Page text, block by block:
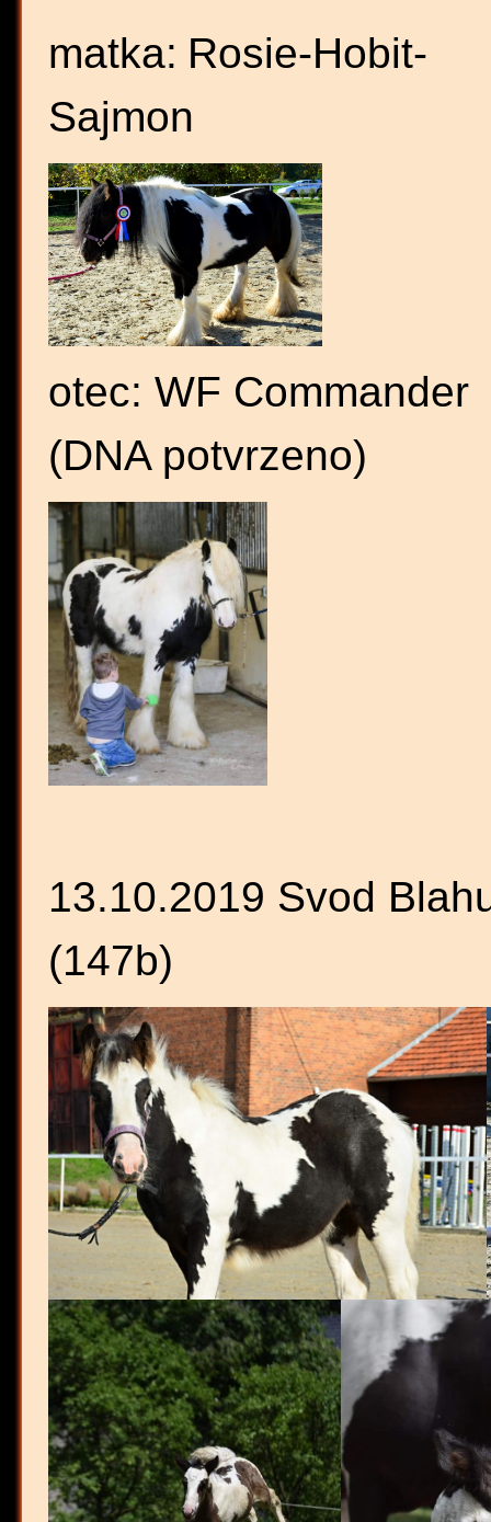
matka: Rosie-Hobit-
Sajmon
otec: WF Commander
(DNA potvrzeno)
13.10.2019 Svod
(147b)